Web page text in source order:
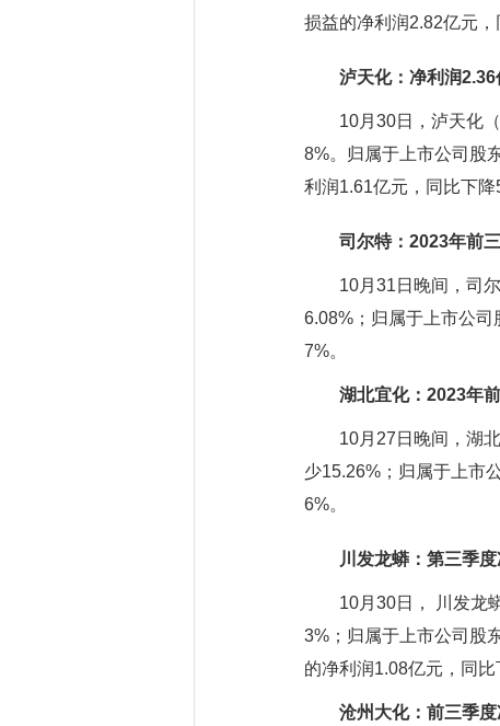
损益的净利润2.82亿元，
泸天化：净利润
10月30日，泸天化（
8%。归属于上市公司股
利润1.61亿元，同比下降
司尔特：2023年前
10月31日晚间，司尔
6.08%；归属于上市公
7%。
湖北宜化：2023年
10月27日晚间，湖北
少15.26%；归属于上市
6%。
川发龙蟒：第三季
10月30日， 川发龙蟒
3%；归属于上市公司股
的净利润1.08亿元，同比
沧州大化：前三季